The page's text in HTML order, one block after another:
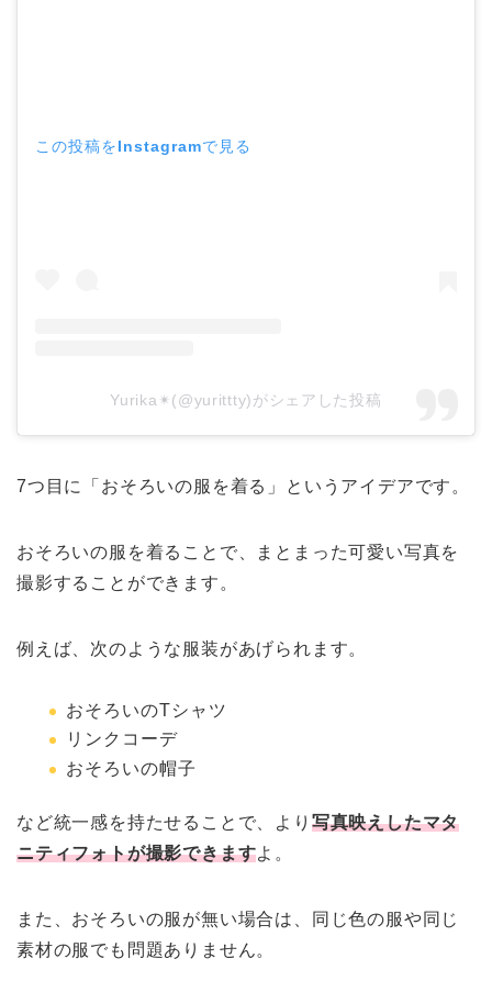
この投稿をInstagramで見る
Yurika✴︎(@yurittty)がシェアした投稿
7つ目に「おそろいの服を着る」というアイデアです。
おそろいの服を着ることで、まとまった可愛い写真を
撮影することができます。
例えば、次のような服装があげられます。
おそろいのTシャツ
リンクコーデ
おそろいの帽子
など統一感を持たせることで、より 写真映えしたマタ
ニティフォトが撮影できますよ。
また、おそろいの服が無い場合は、同じ色の服や同じ
素材の服でも問題ありません。